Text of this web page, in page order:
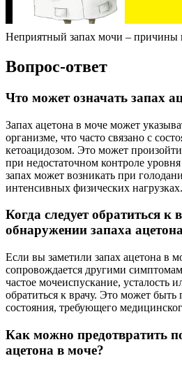
Неприятный запах мочи –
Вопрос-ответ
Что может означать запах
Запах ацетона в моче может
организме, что часто связано с
кетоацидозом. Это может
при недостаточном контроле
запах может возникать при
интенсивных физических нагрузках.
Когда следует обратиться к
обнаружении запаха
Если вы заметили запах ацетона в
сопровождается другими
частое мочеиспускание, усталость
обратиться к врачу. Это может быть
состояния, требующего
Как можно предотвратить
ацетона в моче?